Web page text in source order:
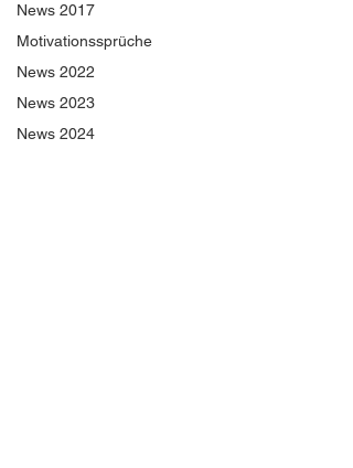
News 2017
Motivationssprüche
News 2022
News 2023
News 2024